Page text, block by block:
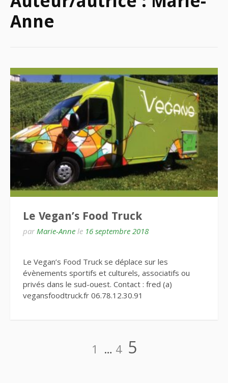
Anne
Le Vegan’s Food Truck
par Marie-Anne le 16 septembre 2018
Le Vegan’s Food Truck se déplace sur les
évènements sportifs et culturels, associatifs ou
privés dans le sud-ouest. Contact : fred (a)
vegansfoodtruck.fr 06.78.12.30.91
Page
1 … Page
4 Page
5